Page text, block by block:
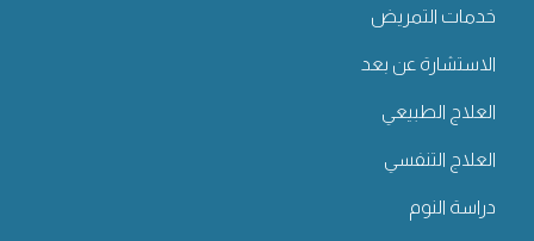
خدمات التمريض
الاستشارة عن بعد
العلاج الطبيعي
العلاج التنفسي
دراسة النوم